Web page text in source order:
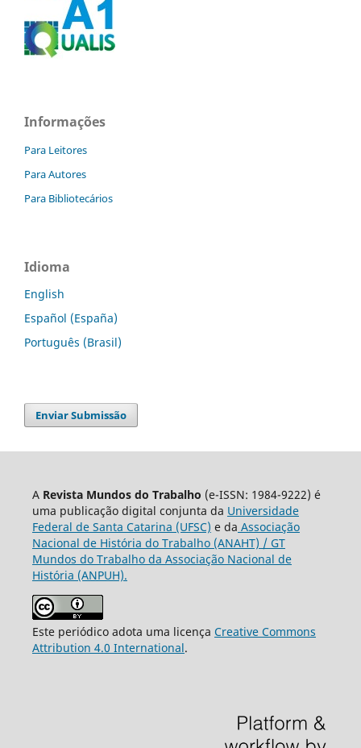
Informações
Para Leitores
Para Autores
Para Bibliotecários
Idioma
English
Español (España)
Português (Brasil)
Enviar Submissão
A Revista Mundos do Trabalho (e-ISSN: 1984-9222) é
uma publicação digital conjunta da Universidade
Federal de Santa Catarina (UFSC) e da Associação
Nacional de História do Trabalho (ANAHT) / GT
Mundos do Trabalho da Associação Nacional de
História (ANPUH).
Este periódico adota uma licença Creative Commons
Attribution 4.0 International.